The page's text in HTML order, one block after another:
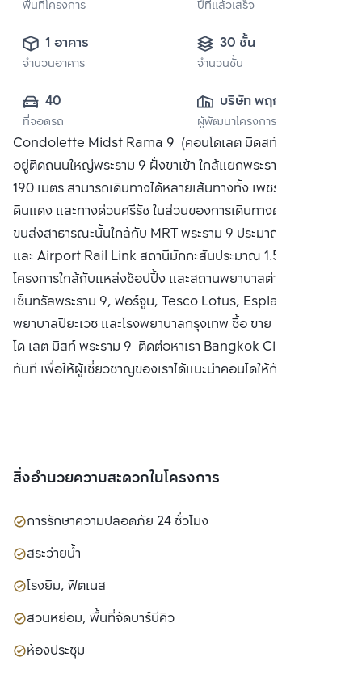
พื้นที่โครงการ ปีที่แล้วเสร็จ
1 อาคาร
จำนวนอาคาร
30 ชั้น
จำนวนชั้น
40
ที่จอดรถ
บริษัท พฤกษา เรียล
เอสเตท จำกัด
(มหาชน)
ผู้พัฒนาโครงการ
Condolette Midst Rama 9 (คอนโดเลต มิดสท์ พระราม 9)
อยู่ติดถนนใหญ่พระราม 9 ฝั่งขาเข้า ใกล้แยกพระราม 9 ประมาณ
190 เมตร สามารถเดินทางได้หลายเส้นทางทั้ง เพชรบุรี, สุขุมวิท,
ดินแดง และทางด่วนศรีรัช ในส่วนของการเดินทางด้วยระบบ
ขนส่งสาธารณะนั้นใกล้กับ MRT พระราม 9 ประมาณ 350 เมตร
และ Airport Rail Link สถานีมักกะสันประมาณ 1.5 กิโลเมตร
โครงการใกล้กับแหล่งช็อปปิ้ง และสถานพยาบาลต่างๆทั้ง
เซ็นทรัลพระราม 9, ฟอร์จูน, Tesco Lotus, Esplanade, โรง
พยาบาลปิยะเวช และโรงพยาบาลกรุงเทพ ซื้อ ขาย หรือ เช่า คอน
โด เลต มิสท์ พระราม 9 ติดต่อหาเรา Bangkok CitiSmart ได้
ทันที เพื่อให้ผู้เชี่ยวชาญของเราได้แนะนำคอนโดให้กับท่าน
สิ่งอำนวยความสะดวกในโครงการ
การรักษาความปลอดภัย 24 ชั่วโมง
สระว่ายน้ำ
โรงยิม, ฟิตเนส
สวนหย่อม, พื้นที่จัดบาร์บีคิว
ห้องประชุม